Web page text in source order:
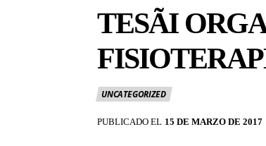
TESÃI
UNCATEGORIZED
PUBLICADO EL 15 DE MARZO DE 2017